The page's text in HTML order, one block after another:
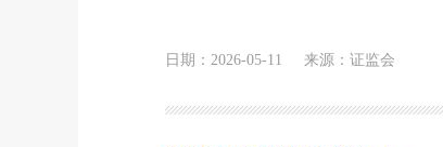
日期：2026-05-11 来源：证监会